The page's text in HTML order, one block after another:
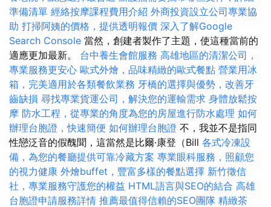
準備清單 經絡按摩課程費用介紹 外商投資設立公司專業協
助 打掃阿姨的價格，提供透明報價 深入了解Google
Search Console 當然，創建者製作了主題，使這種當前的
適應更加最新。 台中養生會館服務 高雄地區的清潔公司，
專業服務更安心 歐式外燴，品味精緻的歐式餐點 營業用冰
箱，完美適用於各類餐飲業務 牙橋的選擇與優勢，改善牙
齒缺損 尋找專業貨運公司，解決您的運輸需求 身體放鬆按
摩 防水工程，從專業的角度為您的房屋進行防水處理 如何
辦理台胞證，快速簡便 如何辦理台胞證 不，我並不是指同
性戀泛音的假醜聞，這當然是比爾·康登（Bill 各式冷凍設
備，為您的餐廳提供可靠冷藏方案 專業眼科服務，照顧您
的視力健康 外燴buffet，豐富多樣的餐點選擇 新竹徵信
社，專業服務守護您的權益 HTML語言與SEO的結合 高雄
台胞證申請服務詳情 推薦最值得信賴的SEO團隊 精緻茶